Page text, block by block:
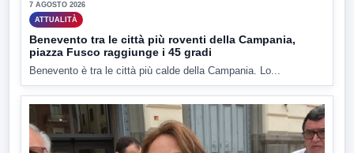
7 AGOSTO 2026
ATTUALITÀ
Benevento tra le città più roventi della Campania,
piazza Fusco raggiunge i 45 gradi
Benevento è tra le città più calde della Campania. Lo...